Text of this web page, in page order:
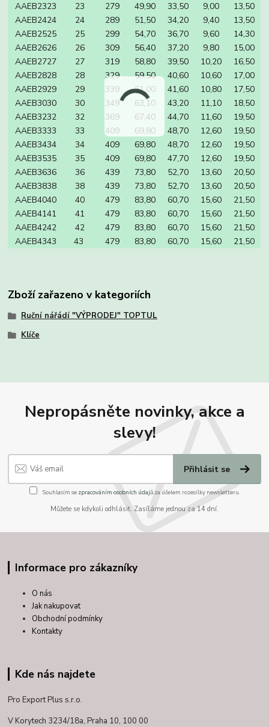
AAEB2323
23 279 49,90 33,50 9,00
13,50
AAEB2424
24 289 51,50 34,20 9,40
13,50
AAEB2525
25 299 54,70 36,70 9,60
14,30
AAEB2626
26 309 56,40 37,20 9,80
15,00
AAEB2727
27 319 58,80 39,50 10,20
16,50
AAEB2828
28 329 59,50 40,60 10,60
17,00
AAEB2929
29 339 61,00 41,60 10,80
17,50
AAEB3030
30 349 63,10 43,20 11,10
18,50
AAEB3232
32 369 67,40 44,70 11,60
19,50
AAEB3333
33 409 69,80 48,70 12,60
19,50
AAEB3434
34 409 69,80 48,70 12,60
19,50
AAEB3535
35 409 69,80 47,70 12,60
19,50
AAEB3636
36 439 73,80 52,70 13,60
20,50
AAEB3838
38 439 73,80 52,70 13,60
20,50
AAEB4040
40 479 83,80 60,70 15,60
21,50
AAEB4141
41 479 83,80 60,70 15,60
21,50
AAEB4242
42 479 83,80 60,70 15,60
21,50
AAEB4343
43 479 83,80 60,70 15,60 21,50
Zboží zařazeno v kategoriích
Ruční nářádí "VÝPRODEJ" TOPTUL
Klíče
Nepropásněte novinky, akce a
slevy!
Přihlásit se
Souhlasím se zpracováním osobních údajůza účelem rozesílky newsletteru.
Můžete se kdykoli odhlásit. Zasíláme jednou za 14 dní.
Informace pro zákazníky
O nás
Jak nakupovat
Obchodní podmínky
Kontakty
Kde nás najdete
Pro Export Plus s.r.o.
V Korytech 3234/18a, Praha 10, 100 00